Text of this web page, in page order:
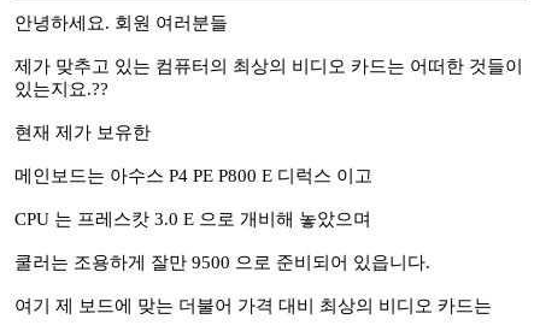
안녕하세요. 회원 여러분들
제가 맞추고 있는 컴퓨터의 최상의 비디오 카드는 어떠한 것들이
있는지요.??
현재 제가 보유한
메인보드는 아수스 P4 PE P800 E 디럭스 이고
CPU 는 프레스캇 3.0 E 으로 개비해 놓았으며
쿨러는 조용하게 잘만 9500 으로 준비되어 있읍니다.
여기 제 보드에 맞는 더불어 가격 대비 최상의 비디오 카드는